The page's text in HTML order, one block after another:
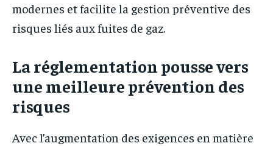
modernes et facilite la gestion préventive des
risques liés aux fuites de gaz.
La réglementation pousse vers
une meilleure prévention des
risques
Avec l’augmentation des exigences en matière